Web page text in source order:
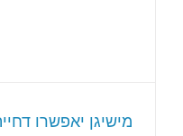
מישיגן יאפשרו